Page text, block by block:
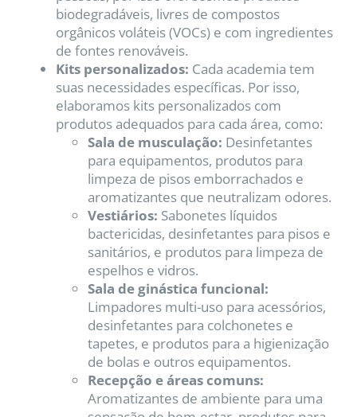
biodegradáveis, livres de compostos
orgânicos voláteis (VOCs) e com ingredientes
de fontes renováveis.
Kits personalizados: Cada academia tem
suas necessidades específicas. Por isso,
elaboramos kits personalizados com
produtos adequados para cada área, como:
Sala de musculação: Desinfetantes
para equipamentos, produtos para
limpeza de pisos emborrachados e
aromatizantes que neutralizam odores.
Vestiários: Sabonetes líquidos
bactericidas, desinfetantes para pisos e
sanitários, e produtos para limpeza de
espelhos e vidros.
Sala de ginástica funcional:
Limpadores multi-uso para acessórios,
desinfetantes para colchonetes e
tapetes, e produtos para a higienização
de bolas e outros equipamentos.
Recepção e áreas comuns:
Aromatizantes de ambiente para uma